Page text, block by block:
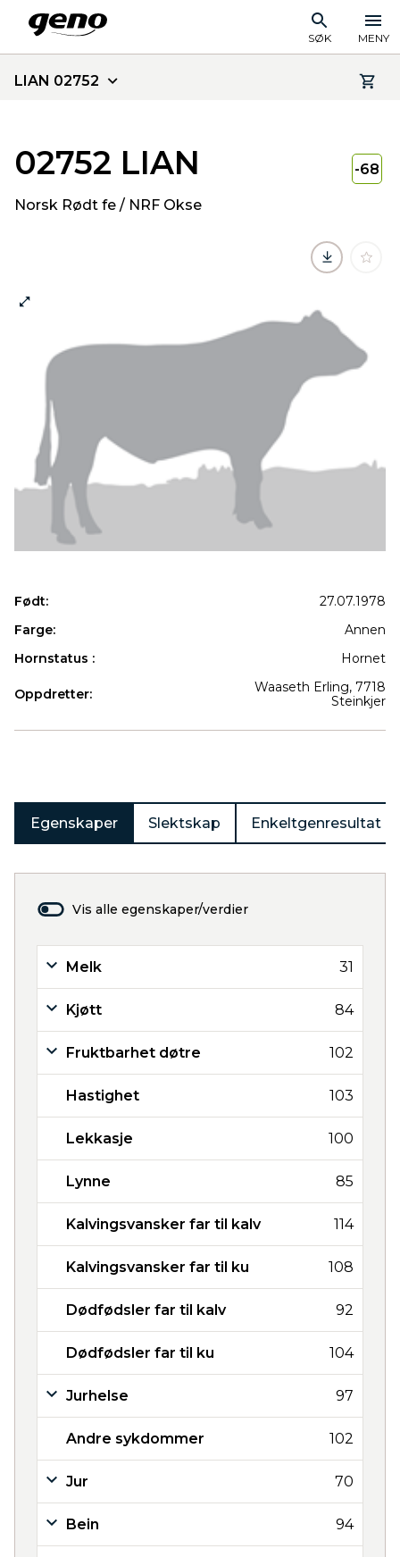
SØK MENY
LIAN 02752
02752 LIAN
Norsk Rødt fe / NRF Okse
-68
Født:
27.07.1978
Farge:
Annen
Hornstatus :
Hornet
Oppdretter:
Waaseth Erling, 7718
Steinkjer
Egenskaper Slektskap Enkeltgenresultat
Vis alle egenskaper/verdier
Melk 31
Kjøtt 84
Fruktbarhet døtre 102
Hastighet 103
Lekkasje 100
Lynne 85
Kalvingsvansker far til kalv 114
Kalvingsvansker far til ku 108
Dødfødsler far til kalv 92
Dødfødsler far til ku 104
Jurhelse 97
Andre sykdommer 102
Jur 70
Bein 94